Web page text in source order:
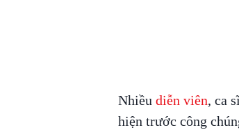
Nhiều diễn viên, ca
hiện trước công